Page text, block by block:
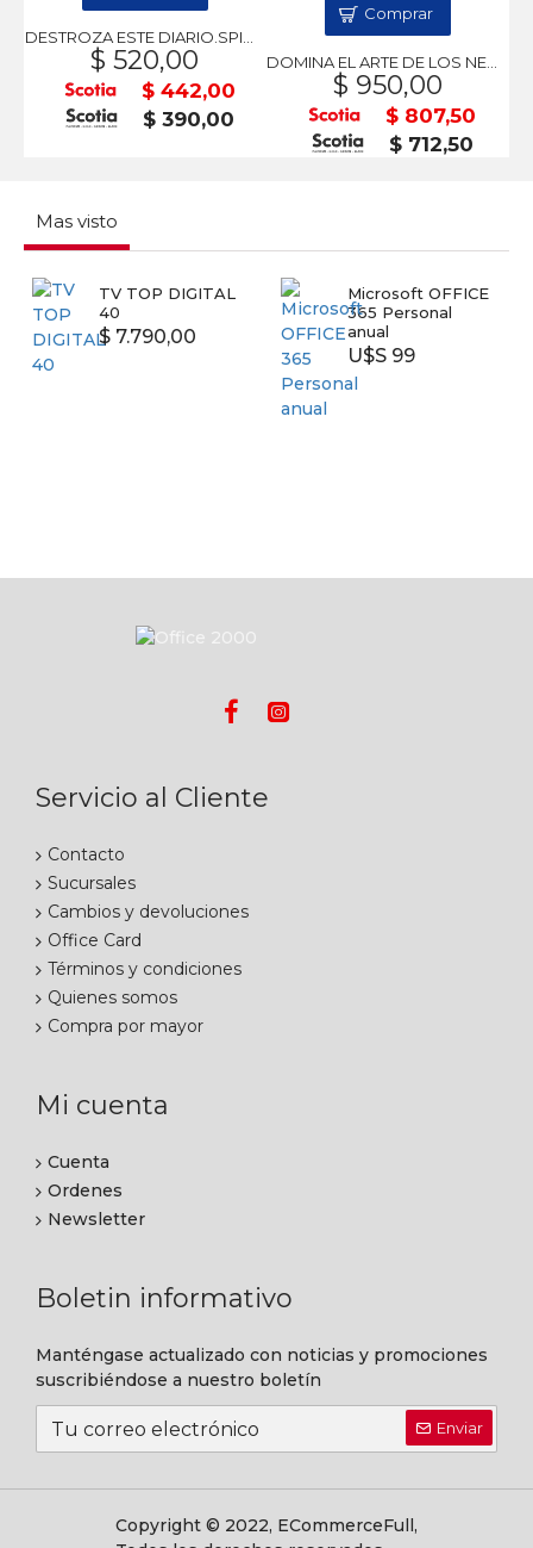
$ 520,00
$ 442,00
$ 390,00
$ 950,00
$ 807,50
$ 712,50
Comprar
Mas visto
TV TOP DIGITAL
40
$ 7.790,00
Microsoft OFFICE
365 Personal
anual
U$S 99
Servicio al Cliente
Contacto
Sucursales
Cambios y devoluciones
Office Card
Términos y condiciones
Quienes somos
Compra por mayor
Mi cuenta
Cuenta
Ordenes
Newsletter
Boletin informativo
Manténgase actualizado con noticias y promociones
suscribiéndose a nuestro boletín
Enviar
Copyright © 2022, ECommerceFull,